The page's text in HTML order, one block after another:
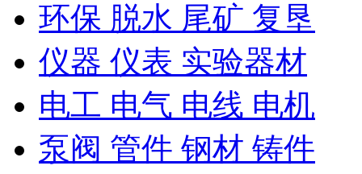
环保 脱水 尾矿 复垦
仪器 仪表 实验器材
电工 电气 电线 电机
泵阀 管件 钢材 铸件